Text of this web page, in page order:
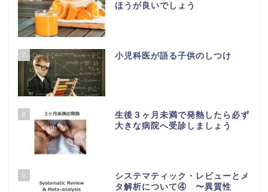
ほうが良いでしょう
7 小児科医が語る子供のしつけ
8
生後３ヶ月未満で発熱したら必ず
大きな病院へ受診しましょう
9
システマティック・レビューとメ
タ解析について④ 〜異質性